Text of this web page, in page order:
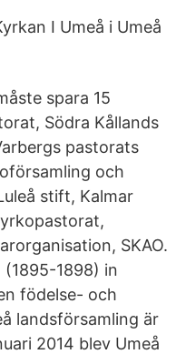
I Umeå i Umeå
spara 15
Södra Kållands
pastorats
och
stift, Kalmar
SKAO.
(1895-1898) in
födelse- och
landsförsamling är
2014 blev Umeå